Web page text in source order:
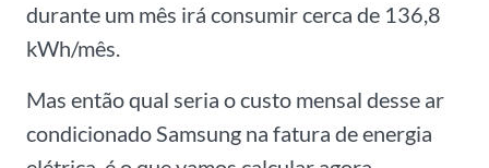
durante um mês irá consumir cerca de 136,8
kWh/mês.
Mas então qual seria o custo mensal desse ar
condicionado Samsung na fatura de energia